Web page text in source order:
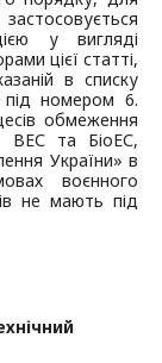
у вигляді
цієї статті,
в списку
під номером 6.
обмеження
ВЕС та БіоЕС,
України» в
воєнного
не мають під